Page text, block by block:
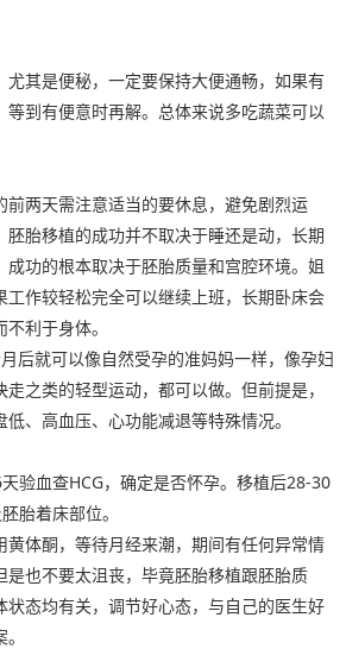
其是便秘，一定要保持大便通畅，如果有
到有便意时再解。总体来说多吃蔬菜可以
两天需注意适当的要休息，避免剧烈运
胎移植的成功并不取决于睡还是动，长期
成功的根本取决于胚胎质量和宫腔环境。姐
工作较轻松完全可以继续上班，长期卧床会
利于身体。
就可以像自然受孕的准妈妈一样，像孕妇
之类的轻型运动，都可以做。但前提是，
、高血压、心功能减退等特殊情况。
血查HCG，确定是否怀孕。移植后28-30
胎着床部位。
体酮，等待月经来潮，期间有任何异常情
是也不要太沮丧，毕竟胚胎移植跟胚胎质
状态均有关，调节好心态，与自己的医生好